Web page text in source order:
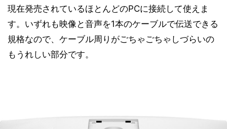
現在発売されているほとんどのPCに接続して使えま
す。いずれも映像と音声を1本のケーブルで伝送できる
規格なので、ケーブル周りがごちゃごちゃしづらいの
もうれしい部分です。